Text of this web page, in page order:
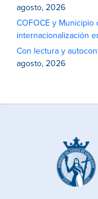
agosto, 2026
COFOCE y Municipio
internacionalización
Con lectura y
agosto, 2026